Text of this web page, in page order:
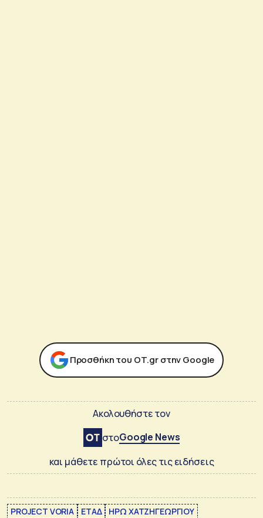
Προσθήκη του ΟΤ.gr στην Google
Ακολουθήστε τον
στοGoogle News
και μάθετε πρώτοι όλες τις ειδήσεις
PROJECT VORIA ΕΤΑΔ ΗΡΩ ΧΑΤΖΗΓΕΩΡΓΙΟΥ